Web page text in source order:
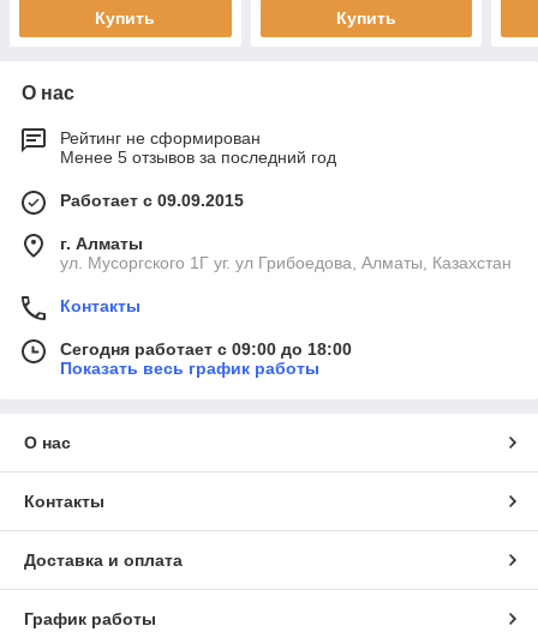
Купить Купить
О нас
Рейтинг не сформирован
Менее 5 отзывов за последний год
Работает с 09.09.2015
г. Алматы
ул. Мусоргского 1Г уг. ул Грибоедова, Алматы, Казахстан
Контакты
Сегодня работает с 09:00 до 18:00
Показать весь график работы
О нас
Контакты
Доставка и оплата
График работы